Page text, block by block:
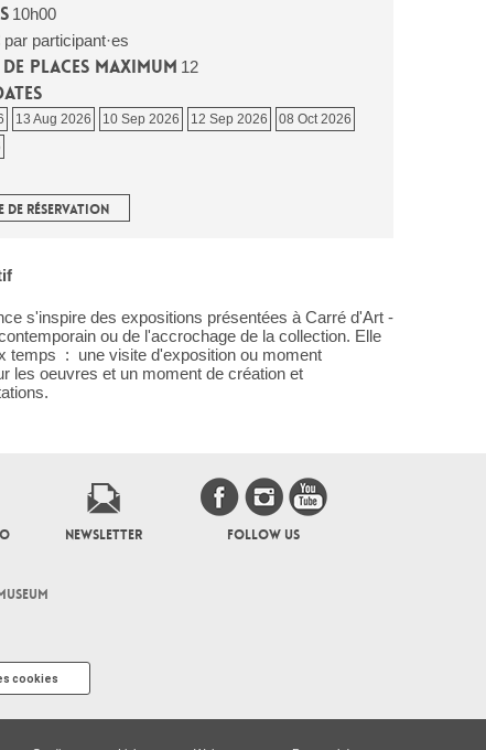
10h00
par participant·es
places maximum 12
13 Aug 2026 10 Sep 2026 12 Sep 2026
08 Oct 2026
DE RÉSERVATION
s'inspire des expositions présentées à Carré d'Art -
ou de l'accrochage de la collection. Elle
temps : une visite d'exposition ou moment
les oeuvres et un moment de création et
NEWSLETTER FOLLOW US
cookies